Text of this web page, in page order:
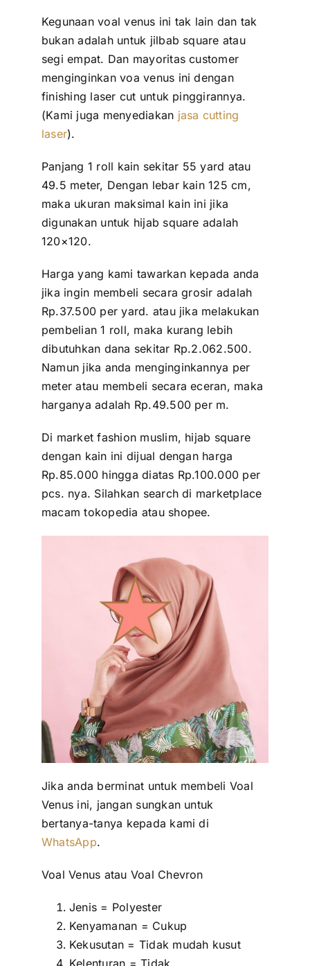
Kegunaan voal venus ini tak lain dan tak
bukan adalah untuk jilbab square atau
segi empat. Dan mayoritas customer
menginginkan voa venus ini dengan
finishing laser cut untuk pinggirannya.
(Kami juga menyediakan jasa cutting
laser).
Panjang 1 roll kain sekitar 55 yard atau
49.5 meter, Dengan lebar kain 125 cm,
maka ukuran maksimal kain ini jika
digunakan untuk hijab square adalah
120×120.
Harga yang kami tawarkan kepada anda
jika ingin membeli secara grosir adalah
Rp.37.500 per yard. atau jika melakukan
pembelian 1 roll, maka kurang lebih
dibutuhkan dana sekitar Rp.2.062.500.
Namun jika anda menginginkannya per
meter atau membeli secara eceran, maka
harganya adalah Rp.49.500 per m.
Di market fashion muslim, hijab square
dengan kain ini dijual dengan harga
Rp.85.000 hingga diatas Rp.100.000 per
pcs. nya. Silahkan search di marketplace
macam tokopedia atau shopee.
Jika anda berminat untuk membeli Voal
Venus ini, jangan sungkan untuk
bertanya-tanya kepada kami di
WhatsApp.
Voal Venus atau Voal Chevron
Jenis = Polyester
Kenyamanan = Cukup
Kekusutan = Tidak mudah kusut